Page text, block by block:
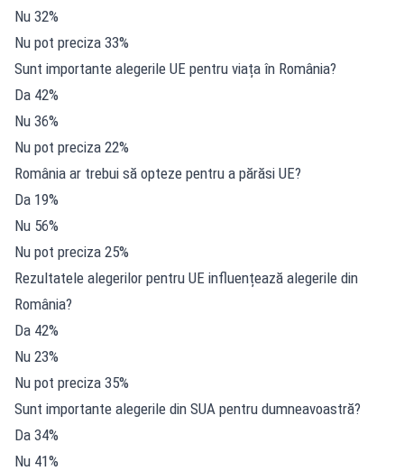
Nu 32%
Nu pot preciza 33%
Sunt importante alegerile UE pentru viața în România?
Da 42%
Nu 36%
Nu pot preciza 22%
România ar trebui să opteze pentru a părăsi UE?
Da 19%
Nu 56%
Nu pot preciza 25%
Rezultatele alegerilor pentru UE influențează alegerile din
România?
Da 42%
Nu 23%
Nu pot preciza 35%
Sunt importante alegerile din SUA pentru dumneavoastră?
Da 34%
Nu 41%